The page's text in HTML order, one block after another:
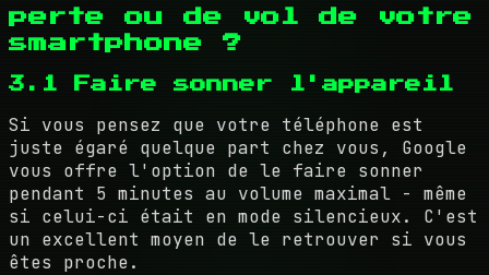
perte ou de vol de votre
smartphone ?
3.1 Faire sonner l'appareil
Si vous pensez que votre téléphone est
juste égaré quelque part chez vous, Google
vous offre l'option de le faire sonner
pendant 5 minutes au volume maximal - même
si celui-ci était en mode silencieux. C'est
un excellent moyen de le retrouver si vous
êtes proche.